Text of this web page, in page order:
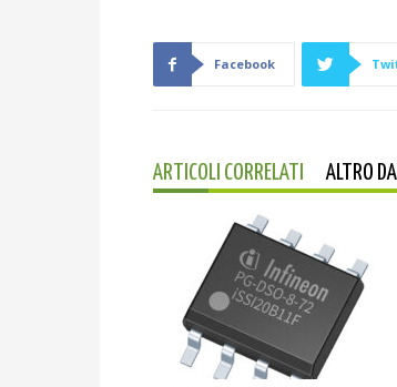
Facebook
ARTICOLI CORRELATI ALTRO